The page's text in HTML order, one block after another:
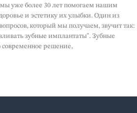
уже более 30 лет помогаем нашим
и эстетику их улыбки. Один из
который мы получаем, звучит так:
зубные имплантаты". Зубные
современное решение,